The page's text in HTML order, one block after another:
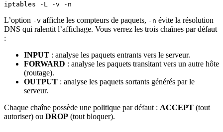
iptables -L -v -n
L’option -v affiche les compteurs de paquets, -n évite la résolution
DNS qui ralentit l’affichage. Vous verrez les trois chaînes par défaut
:
INPUT : analyse les paquets entrants vers le serveur.
FORWARD : analyse les paquets transitant vers un autre hôte
(routage).
OUTPUT : analyse les paquets sortants générés par le
serveur.
Chaque chaîne possède une politique par défaut : ACCEPT (tout
autoriser) ou DROP (tout bloquer).